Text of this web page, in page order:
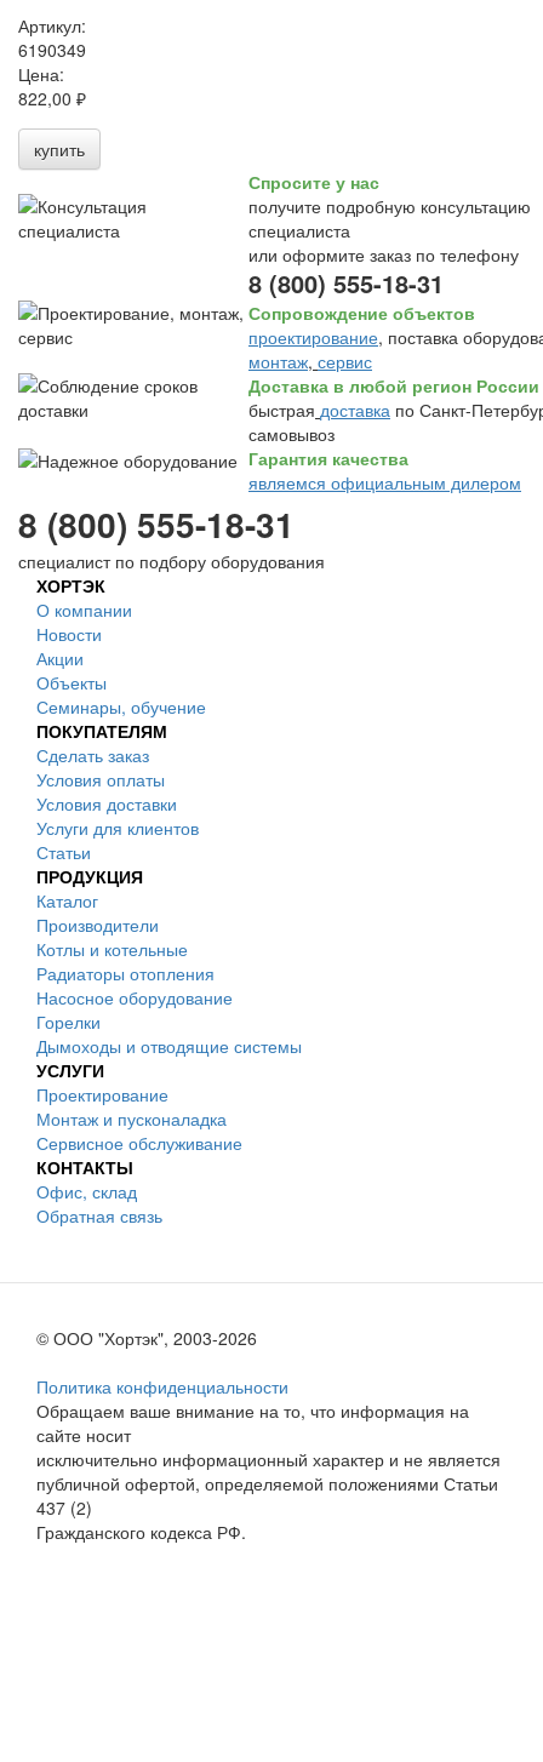
Артикул:
6190349
Цена:
822,00 ₽
купить
Спросите у нас
получите подробную консультацию
специалиста
или оформите заказ по телефону
8 (800) 555-18-31
Сопровождение объектов
проектирование, поставка
монтаж, сервис
Доставка в любой регион России
быстрая доставка по Санкт-
самовывоз
Гарантия качества
являемся официальным дилером
8 (800) 555-18-31
специалист по подбору оборудования
ХОРТЭК
О компании
Новости
Акции
Объекты
Семинары, обучение
ПОКУПАТЕЛЯМ
Сделать заказ
Условия оплаты
Условия доставки
Услуги для клиентов
Статьи
ПРОДУКЦИЯ
Каталог
Производители
Котлы и котельные
Радиаторы отопления
Насосное оборудование
Горелки
Дымоходы и отводящие системы
УСЛУГИ
Проектирование
Монтаж и пусконаладка
Сервисное обслуживание
КОНТАКТЫ
Офис, склад
Обратная связь
© ООО "Хортэк", 2003-2026
Политика конфиденциальности
Обращаем ваше внимание на то, что информация на
сайте носит
исключительно информационный характер и не является
публичной офертой, определяемой положениями Статьи
437 (2)
Гражданского кодекса РФ.